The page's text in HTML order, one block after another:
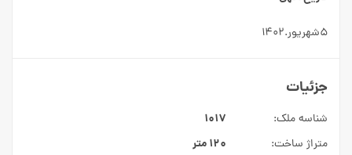
۵شهریور.۱۴۰۲
جزئیات
شناسه ملک: ۱۰۱۷
متراژ ساخت: ۱۲۰ متر